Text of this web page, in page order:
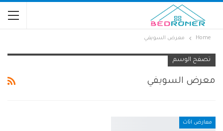
Home معرض السويفي
تصفح الوسم
معرض السويفي
معارض اثاث